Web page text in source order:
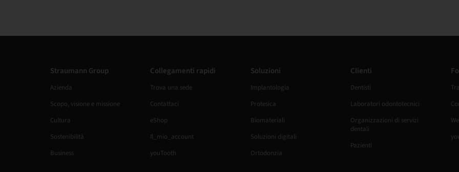
Straumann Group
Azienda
Scopo, visione e missione
Cultura
Sostenibilità
Business
Collegamenti rapidi
Trova una sede
Contattaci
eShop
Il_mio_account
youTooth
Soluzioni
Implantologia
Protesica
Biomateriali
Soluzioni digitali
Ortodonzia
Clienti
Dentisti
Laboratori odontotecnici
Organizzazioni di servizi
dentali
Pazienti